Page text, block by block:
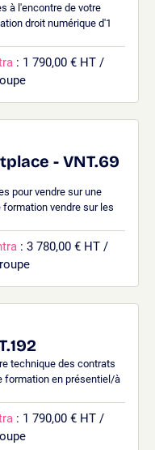
à l'encontre de votre
droit numérique d'1
: 1 790,00 € HT /
- VNT.69
pour vendre sur une
vendre sur les
: 3 780,00 € HT /
technique des contrats
formation en présentiel/à
: 1 790,00 € HT /